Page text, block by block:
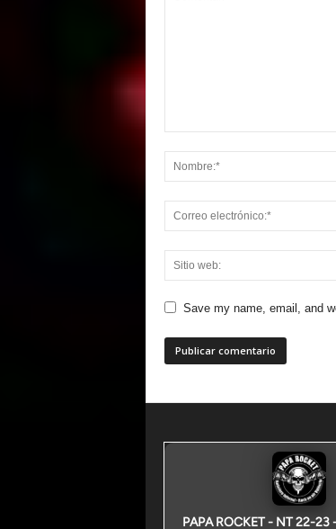
Save my name, email, and